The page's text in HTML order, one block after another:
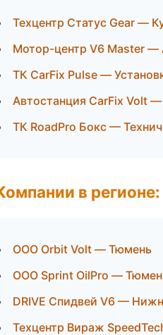
Техцентр Статус Gear —
Мотор-центр V6 Master —
ТК CarFix Pulse —
Автостанция CarFix Volt
ТК RoadPro Бокс —
в
ООО Orbit Volt — Тюмень
ООО Sprint OilPro —
DRIVE Спидвей V6 —
Техцентр Вираж